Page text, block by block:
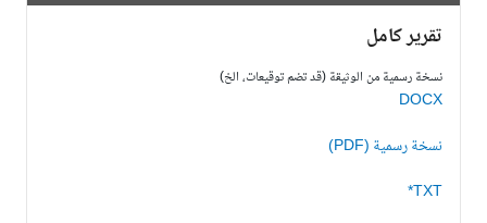
تقرير كامل
نسخة رسمية من الوثيقة (قد تضم توقيعات، الخ)
DOCX
نسخة رسمية (PDF)
TXT*